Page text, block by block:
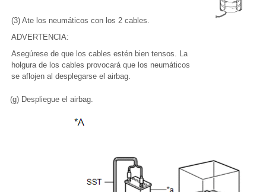
(3) Ate los neumáticos con los 2 cables.
ADVERTENCIA:
Asegúrese de que los cables estén bien tensos. La
holgura de los cables provocará que los neumáticos
se aflojen al desplegarse el airbag.
(g) Despliegue el airbag.